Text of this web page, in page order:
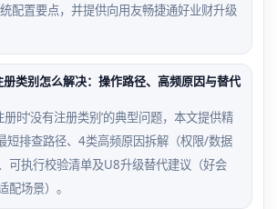
配置要点，并提供向用友畅捷通好业财升级
类别怎么解决：操作路径、高频原因与替代
时‘没有注册类别’的典型问题，本文提供精
短排查路径、4类高频原因拆解（权限/数据
可执行校验清单及U8升级替代建议（好会
场景）。